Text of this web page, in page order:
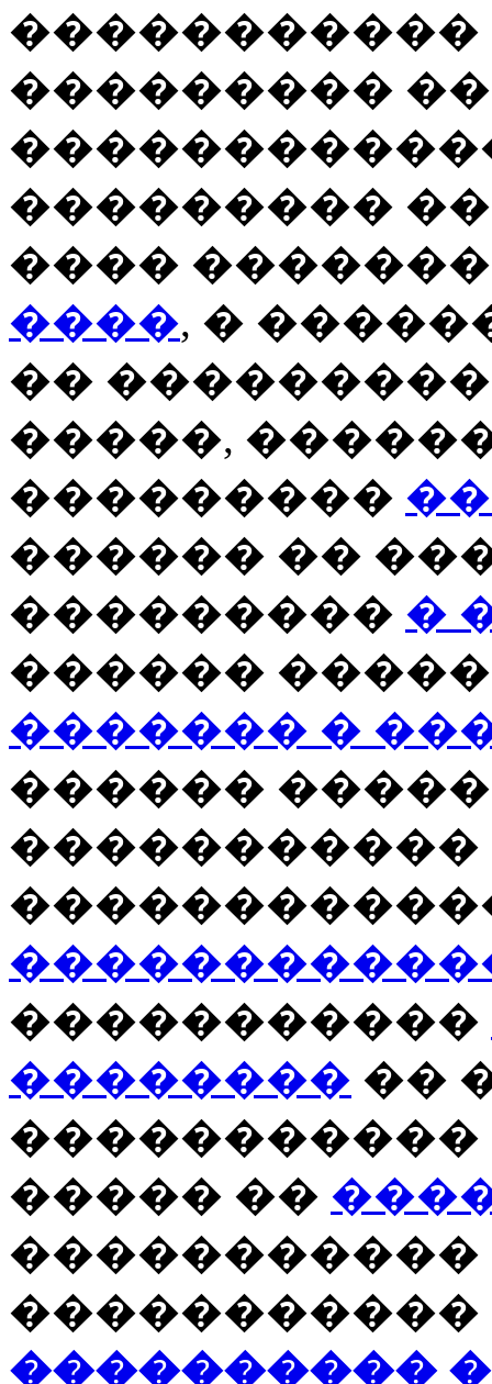
�����������
���������
���������
����
����, �
��
�����,
���������
������ ��
��������� �
������
������� �
������
�����������
�����������
�������� ��
�����������
����� ��
�����������
����������